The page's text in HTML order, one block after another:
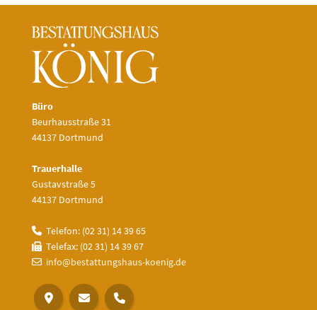
Büro
Beurhausstraße 31
44137 Dortmund
Trauerhalle
Gustavstraße 5
44137 Dortmund
Telefon: (02 31) 14 39 65
Telefax: (02 31) 14 39 67
info@bestattungshaus-koenig.de